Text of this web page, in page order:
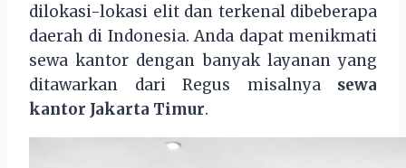
dilokasi-lokasi elit dan terkenal dibeberapa
daerah di Indonesia. Anda dapat menikmati
sewa kantor dengan banyak layanan yang
ditawarkan dari Regus misalnya sewa
kantor Jakarta Timur.